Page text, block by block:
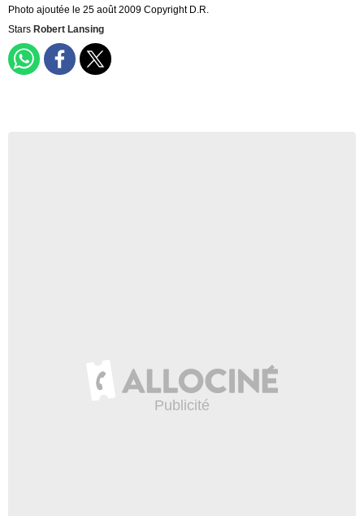
Photo ajoutée le 25 août 2009 Copyright D.R.
Stars Robert Lansing